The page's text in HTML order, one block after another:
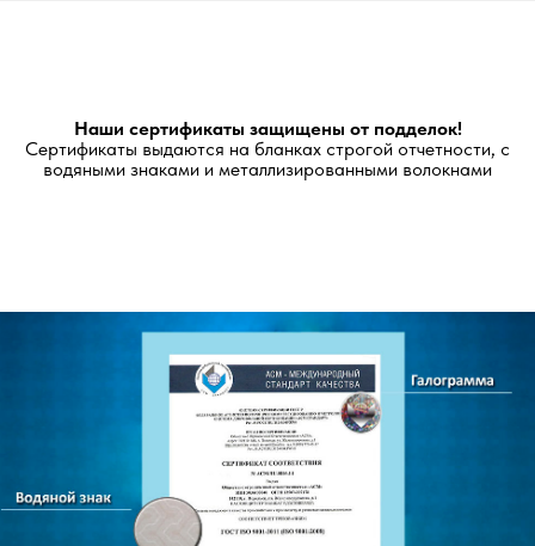
Наши сертификаты защищены от подделок!
Сертификаты выдаются на бланках строгой отчетности, с
водяными знаками и металлизированными волокнами